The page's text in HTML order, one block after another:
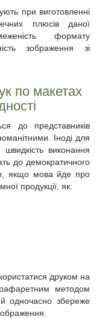
при виготовленні
плюсів даної
формату
зображення зі
по макетах
до представників
Іноді для
виконання
до демократичного
якщо мова йде про
продукції, як:
друком на
методом
одночасно збереже